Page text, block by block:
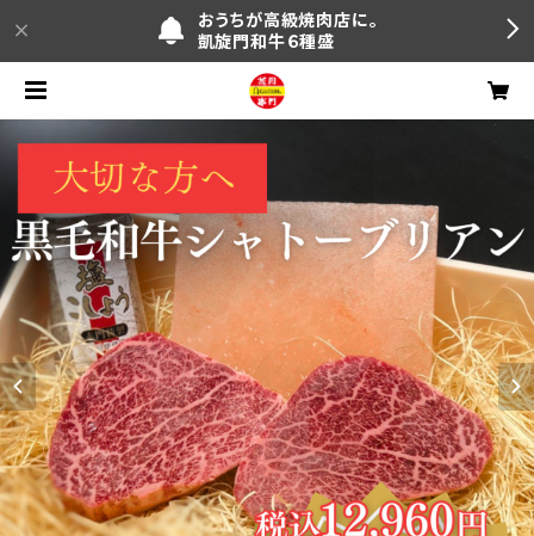
おうちが高級焼肉店に。
凱旋門和牛６種盛